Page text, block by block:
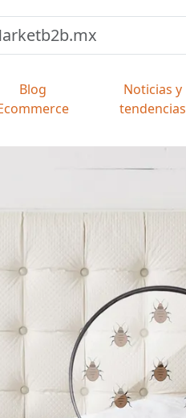
Blog
Noticias y
tendencias